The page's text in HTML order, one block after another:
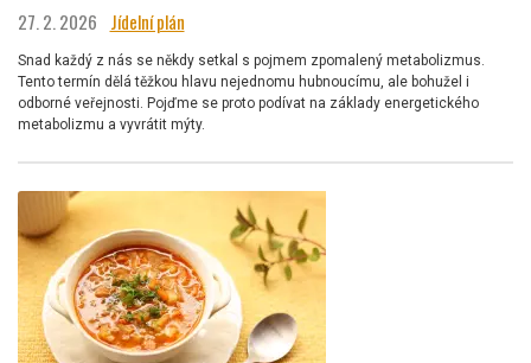
27. 2. 2026 Jídelní plán
Snad každý z nás se někdy setkal s pojmem zpomalený metabolizmus.
Tento termín dělá těžkou hlavu nejednomu hubnoucímu, ale bohužel i
odborné veřejnosti. Pojďme se proto podívat na základy energetického
metabolizmu a vyvrátit mýty.